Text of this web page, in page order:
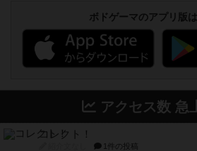
ボドゲーマのアプリ版
アクセス数 急
コレクト！
1件の投稿